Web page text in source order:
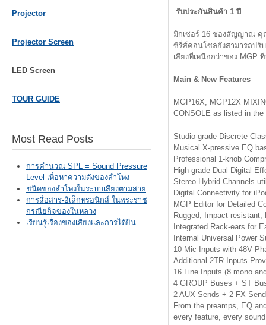
Projector
Projector Screen
LED Screen
TOUR GUIDE
Most Read Posts
การคำนวณ SPL = Sound Pressure
Level เพื่อหาความดังของลำโพง
ชนิดของลำโพงในระบบเสียงตามสาย
การสื่อสาร-อิเล็กทรอนิกส์ ในพระราช
กรณียกิจของในหลวง
เรียนรู้เรื่องของเสียงและการได้ยิน
รับประกันสินค้า 1 ปี
มิกเซอร์ 16 ช่องสัญญาณ คุณ
ซีรี่ส์คอนโซลยังสามารถปรั
เสียงที่เหนือกว่าของ MGP
Main & New Features
MGP16X, MGP12X
CONSOLE as listed in
Studio-grade Discrete
Musical X-pressive EQ
Professional 1-knob
High-grade Dual Digital
Stereo Hybrid Channels
Digital Connectivity for
MGP Editor for Detailed
Rugged, Impact-
Integrated Rack-ears for
Internal Universal Power
10 Mic Inputs with 48V
Additional 2TR Inputs
16 Line Inputs (8 mono
4 GROUP Buses + ST
2 AUX Sends + 2 FX
From the preamps, EQ
every feature, every